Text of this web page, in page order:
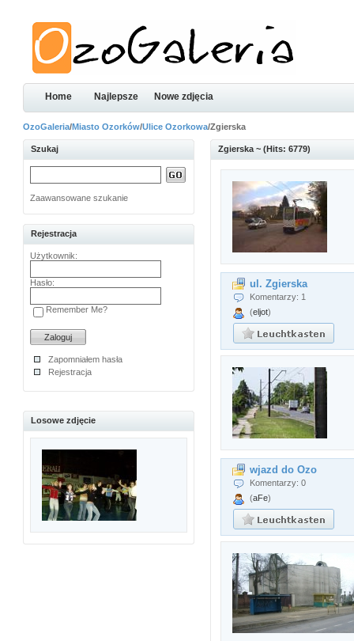
Home Najlepsze Nowe zdjęcia
OzoGaleria/Miasto Ozorków/Ulice Ozorkowa/Zgierska
Szukaj
Zaawansowane szukanie
Rejestracja
Użytkownik:
Hasło:
Remember Me?
Zapomniałem hasła
Rejestracja
Losowe zdjęcie
Zgierska ~ (Hits: 6779)
ul. Zgierska
Komentarzy: 1
(eljot)
wjazd do Ozo
Komentarzy: 0
(aFe)